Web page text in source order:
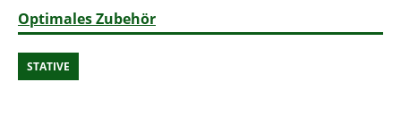
Optimales Zubehör
STATIVE